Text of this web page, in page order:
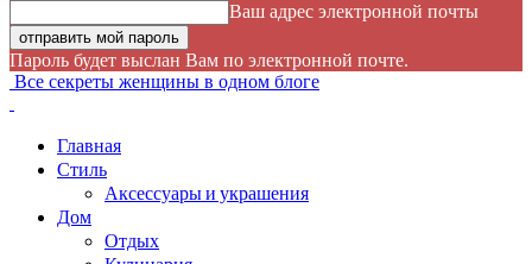
Ваш адрес электронной почты
Пароль будет выслан Вам по электронной почте.
Все секреты женщины в одном блоге
Главная
Стиль
Аксессуары и украшения
Дом
Отдых